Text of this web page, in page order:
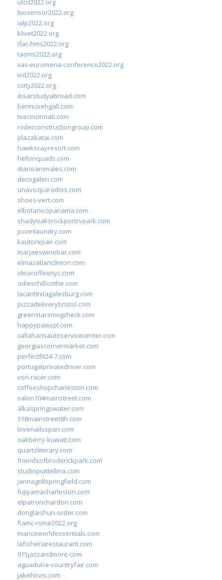
biosensor2022.org
ialp2022.org
klivet2022.org
ifac-hms2022.org
taoms2022.org
iias-euromena-conference2022.org
ivd2022.org
csity2022.org
ibsarstudyabroad.com
bennusehgall.com
tsecincinnati.com
roderconstructiongroup.com
plazabatai.com
hawkscayresort.com
hellonquads.com
diarioanimales.com
decogaleri.com
unavozparadios.com
shoes-vert.com
elbotanicopanama.com
shadyoaksrockportrvpark.com
jccoinlaundry.com
kautorepair.com
marjaeswinebar.com
elmazatlanclinton.com
ideacoffeenyc.com
odieschillicothe.com
lacantinitagalesburg.com
pizzadeliverybristol.com
greenstarsmogcheck.com
happypawspl.com
callahansautoservicecenter.com
georgiascornermarket.com
perfectfit24-7.com
portugalprivatedriver.com
von-racer.com
coffeeshopcharleston.com
salon104mainstreet.com
alkaspringswater.com
318mainstreet8h.com
lovenailsspari.com
oakberry-kuwait.com
quartzliterary.com
friendsofbroderickpark.com
studiopiattellina.com
jannagrillspringfield.com
fujiyamacharleston.com
elpatronchardon.com
donglaishun-order.com
fiamc-rome2022.org
mariceworldessentials.com
lafisheriarestaurant.com
915jazzandmore.com
aguadulce-countryfair.com
jakehovis.com